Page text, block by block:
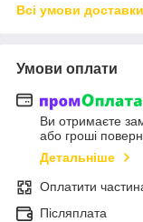
Всі умови доставки
Умови оплати
Ви отримаєте
або гроші
Детальніше
Оплатити
Післяплата